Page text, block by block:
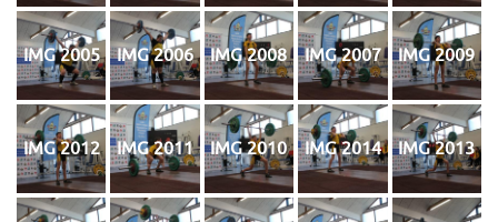
IMG 2005 IMG 2006 IMG 2008 IMG 2007 IMG 2009
IMG 2012 IMG 2011 IMG 2010 IMG 2014 IMG 2013